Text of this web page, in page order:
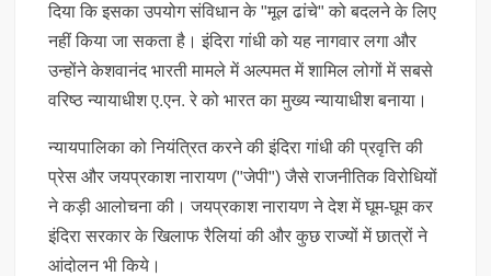
दिया कि इसका उपयोग संविधान के "मूल ढांचे" को बदलने के लिए
नहीं किया जा सकता है। इंदिरा गांधी को यह नागवार लगा और
उन्होंने केशवानंद भारती मामले में अल्पमत में शामिल लोगों में सबसे
वरिष्ठ न्यायाधीश ए.एन. रे को भारत का मुख्य न्यायाधीश बनाया।
न्यायपालिका को नियंत्रित करने की इंदिरा गांधी की प्रवृत्ति की
प्रेस और जयप्रकाश नारायण ("जेपी") जैसे राजनीतिक विरोधियों
ने कड़ी आलोचना की। जयप्रकाश नारायण ने देश में घूम-घूम कर
इंदिरा सरकार के खिलाफ रैलियां की और कुछ राज्यों में छात्रों ने
आंदोलन भी किये।